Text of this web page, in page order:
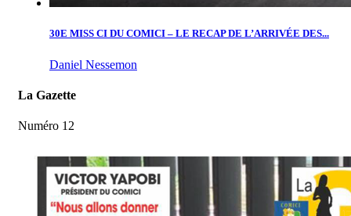
30E MISS CI DU COMICI – LE RECAP DE L’ARRIVÉE DES...
Daniel Nessemon
La Gazette
Numéro 12